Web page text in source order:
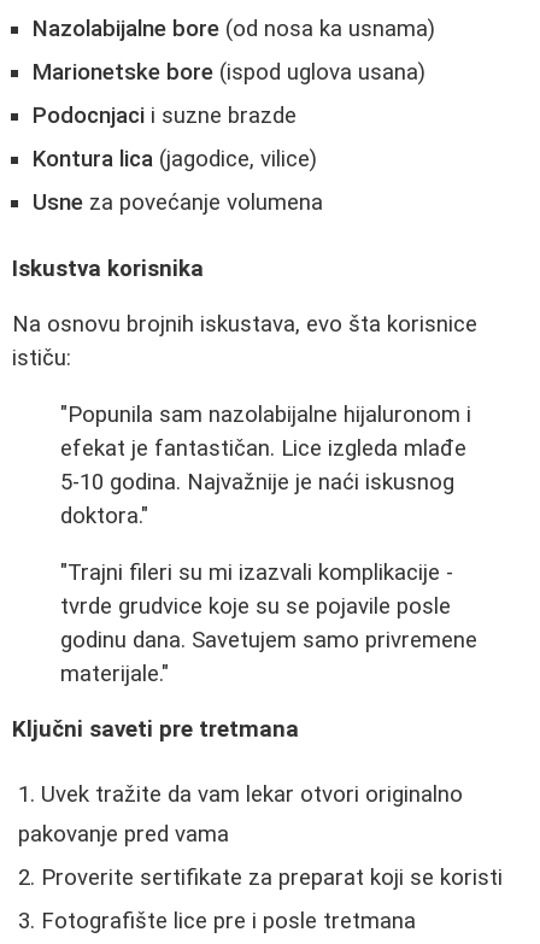
Nazolabijalne bore (od nosa ka usnama)
Marionetske bore (ispod uglova usana)
Podocnjaci i suzne brazde
Kontura lica (jagodice, vilice)
Usne za povećanje volumena
Iskustva korisnika
Na osnovu brojnih iskustava, evo šta korisnice
ističu:
"Popunila sam nazolabijalne hijaluronom i
efekat je fantastičan. Lice izgleda mlađe
5-10 godina. Najvažnije je naći iskusnog
doktora."
"Trajni fileri su mi izazvali komplikacije -
tvrde grudvice koje su se pojavile posle
godinu dana. Savetujem samo privremene
materijale."
Ključni saveti pre tretmana
Uvek tražite da vam lekar otvori originalno
pakovanje pred vama
Proverite sertifikate za preparat koji se koristi
Fotografište lice pre i posle tretmana